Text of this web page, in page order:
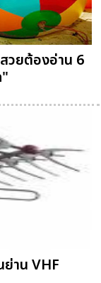
วยต้องอ่าน 6
าน VHF